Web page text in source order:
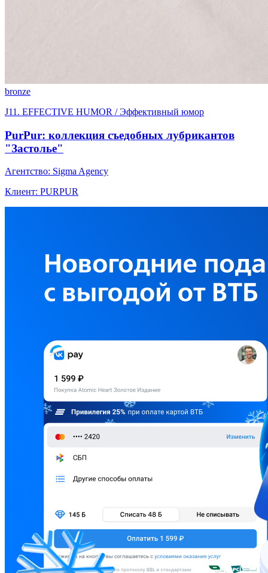
bronze
J11. EFFECTIVE HUMOR / Эффективный юмор
PurPur: коллекция съедобных лубрикантов
"Застолье"
Агентство: Sigma Agency
Клиент: PURPUR